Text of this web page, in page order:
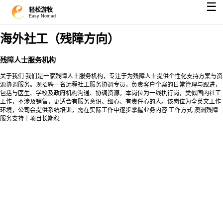
轻松游牧
Easy Nomad
☰
海外社工（残障方向）
残障人士服务机构
关于我们 我们是一家残障人士服务机构，专注于为残障人士提供个性化支持方案与资
源协调服务。现招聘一名远程社工服务协调专员，负责客户个案的日常管理与跟进，
包括与医生、学校及政府机构沟通、协调资源。本岗位为一线执行岗，类似国内社工
工作，不涉及销售，更适合有服务意识、细心、有责任心的人。该岗位为全英文工作
环境，公司会提供系统培训，需在实际工作中逐步掌握业务内容 工作方式 澳洲残障
服务支持｜项目长期稳